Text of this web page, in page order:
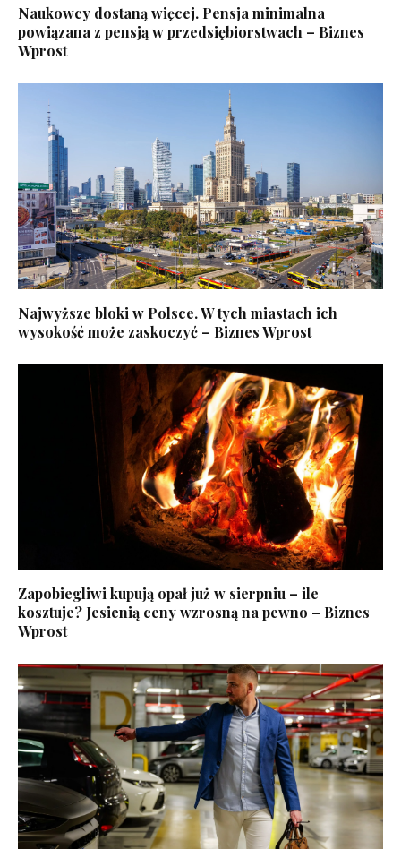
Naukowcy dostaną więcej. Pensja minimalna
powiązana z pensją w przedsiębiorstwach – Biznes
Wprost
Najwyższe bloki w Polsce. W tych miastach ich
wysokość może zaskoczyć – Biznes Wprost
Zapobiegliwi kupują opał już w sierpniu – ile
kosztuje? Jesienią ceny wzrosną na pewno – Biznes
Wprost